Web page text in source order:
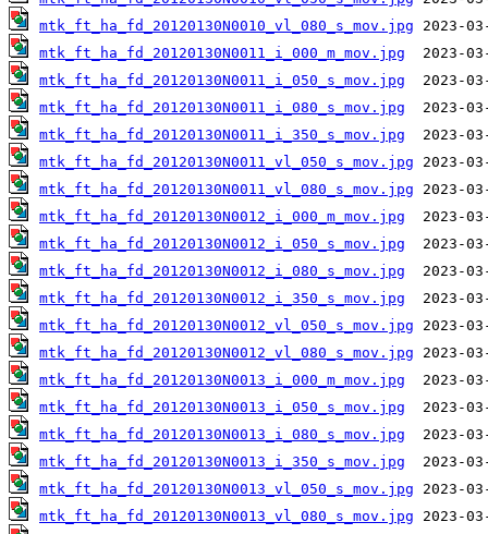
mtk_ft_ha_fd_20120130N0010_vl_080_s_mov.jpg
mtk_ft_ha_fd_20120130N0011_i_000_m_mov.jpg
mtk_ft_ha_fd_20120130N0011_i_050_s_mov.jpg
mtk_ft_ha_fd_20120130N0011_i_080_s_mov.jpg
mtk_ft_ha_fd_20120130N0011_i_350_s_mov.jpg
mtk_ft_ha_fd_20120130N0011_vl_050_s_mov.jpg
mtk_ft_ha_fd_20120130N0011_vl_080_s_mov.jpg
mtk_ft_ha_fd_20120130N0012_i_000_m_mov.jpg
mtk_ft_ha_fd_20120130N0012_i_050_s_mov.jpg
mtk_ft_ha_fd_20120130N0012_i_080_s_mov.jpg
mtk_ft_ha_fd_20120130N0012_i_350_s_mov.jpg
mtk_ft_ha_fd_20120130N0012_vl_050_s_mov.jpg
mtk_ft_ha_fd_20120130N0012_vl_080_s_mov.jpg
mtk_ft_ha_fd_20120130N0013_i_000_m_mov.jpg
mtk_ft_ha_fd_20120130N0013_i_050_s_mov.jpg
mtk_ft_ha_fd_20120130N0013_i_080_s_mov.jpg
mtk_ft_ha_fd_20120130N0013_i_350_s_mov.jpg
mtk_ft_ha_fd_20120130N0013_vl_050_s_mov.jpg
mtk_ft_ha_fd_20120130N0013_vl_080_s_mov.jpg